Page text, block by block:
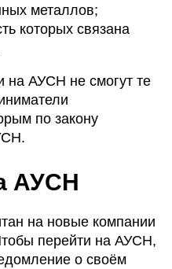
металлов;
которых связана
на АУСН не смогут те
по закону
АУСН
на новые компании
перейти на АУСН,
о своём